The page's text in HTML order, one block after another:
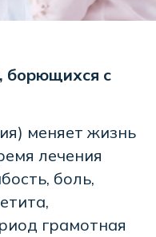
борющихся с
меняет жизнь
лечения
боль,
грамотная